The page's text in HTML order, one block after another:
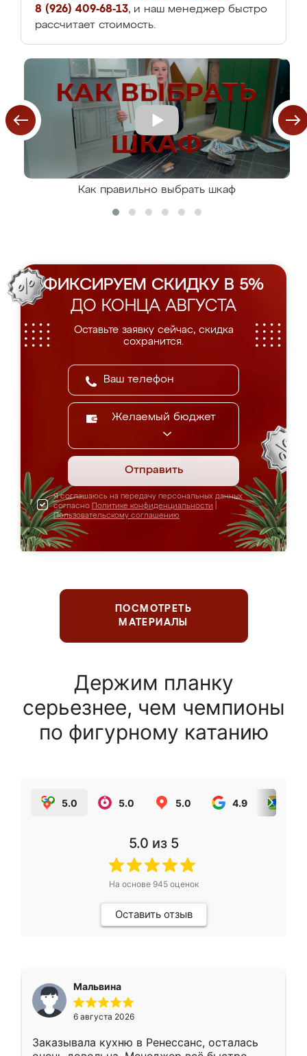
8 (926) 409-68-13, и наш менеджер быстро
рассчитает стоимость.
Как правильно выбрать шкаф
ФИКСИРУЕМ СКИДКУ В 5%
ДО КОНЦА АВГУСТА
Оставьте заявку сейчас, скидка
сохранится.
Желаемый бюджет
Отправить
Я соглашаюсь на передачу персональных данных
согласно Политике конфиденциальности
Пользовательскому соглашению
ПОСМОТРЕТЬ
МАТЕРИАЛЫ
Держим планку
серьезнее, чем чемпионы
по фигурному катанию
5.0 5.0 5.0 4.9
5.0 из 5
На основе 945оценок
Оставить отзыв
Мальвина
6 августа 2026
Заказывала кухню в Ренессанс, осталась